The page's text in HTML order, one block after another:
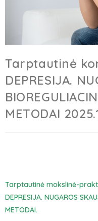
Tarptautinė
DEPRESIJA.
METODAI
Tarptautinė mokslinė-
DEPRESIJA. NUGAROS
METODAI.